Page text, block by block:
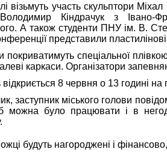
візьмуть участь скульптори
Кіндрачук з Івано-
А також студенти ПНУ ім. В.
представили пластилінові
покриватимуть спеціальної
каркаси. Організатори
8 червня о 13 годині на
заступник міського голови
можна було працювати і в
будуть нагороджені і